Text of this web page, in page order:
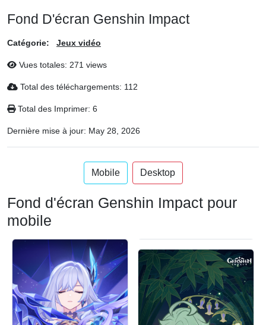
Fond D'écran Genshin Impact
Catégorie: Jeux vidéo
Vues totales: 271 views
Total des téléchargements: 112
Total des Imprimer: 6
Dernière mise à jour: May 28, 2026
Mobile Desktop
Fond d'écran Genshin Impact pour
mobile